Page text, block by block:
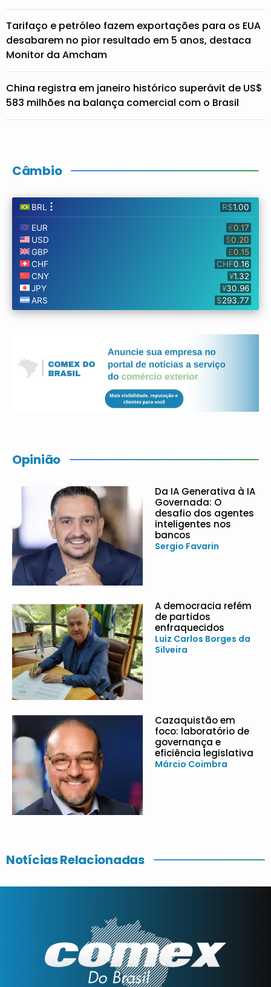
Tarifaço e petróleo fazem exportações para os EUA
desabarem no pior resultado em 5 anos, destaca
Monitor da Amcham
China registra em janeiro histórico superávit de US$
583 milhões na balança comercial com o Brasil
Câmbio
Opinião
Da IA Generativa à IA
Governada: O
desafio dos agentes
inteligentes nos
bancos
Sergio Favarin
A democracia refém
de partidos
enfraquecidos
Luiz Carlos Borges da
Silveira
Cazaquistão em
foco: laboratório de
governança e
eficiência legislativa
Márcio Coimbra
Notícias Relacionadas